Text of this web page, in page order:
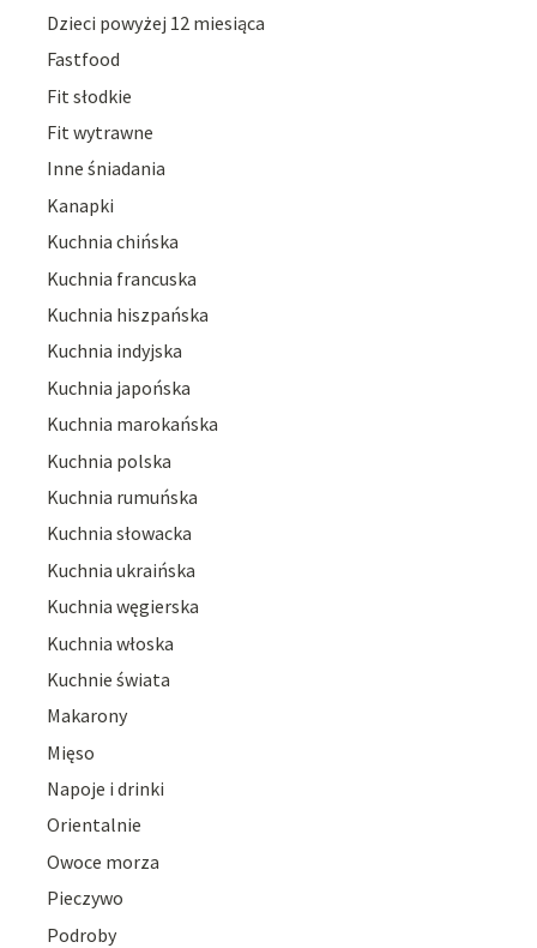
Dzieci powyżej 12 miesiąca
Fastfood
Fit słodkie
Fit wytrawne
Inne śniadania
Kanapki
Kuchnia chińska
Kuchnia francuska
Kuchnia hiszpańska
Kuchnia indyjska
Kuchnia japońska
Kuchnia marokańska
Kuchnia polska
Kuchnia rumuńska
Kuchnia słowacka
Kuchnia ukraińska
Kuchnia węgierska
Kuchnia włoska
Kuchnie świata
Makarony
Mięso
Napoje i drinki
Orientalnie
Owoce morza
Pieczywo
Podroby